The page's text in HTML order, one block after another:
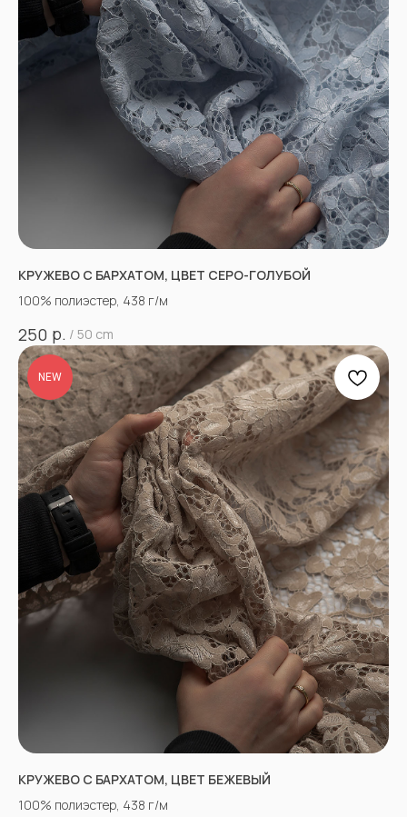
КРУЖЕВО С БАРХАТОМ, ЦВЕТ СЕРО-ГОЛУБОЙ
100% полиэстер, 438 г/м
250 р. / 50 cm
NEW
КРУЖЕВО С БАРХАТОМ, ЦВЕТ БЕЖЕВЫЙ
100% полиэстер, 438 г/м